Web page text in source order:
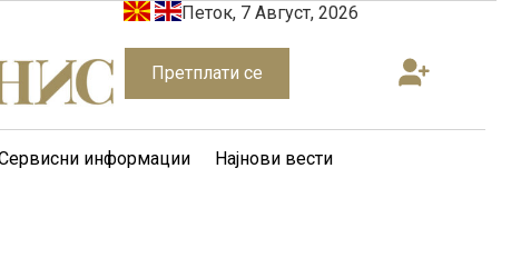
Петок, 7 Август, 2026
Претплати се
информации Најнови вести